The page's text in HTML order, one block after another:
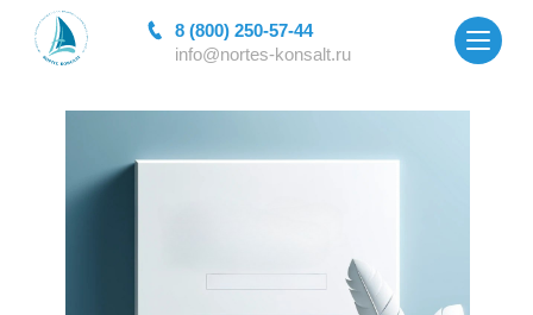
8 (800) 250-57-44
info@nortes-konsalt.ru